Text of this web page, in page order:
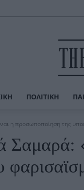
ΠΟΛΙΤΙΚΉ
η προσωποποίηση της
Σαμαρά: